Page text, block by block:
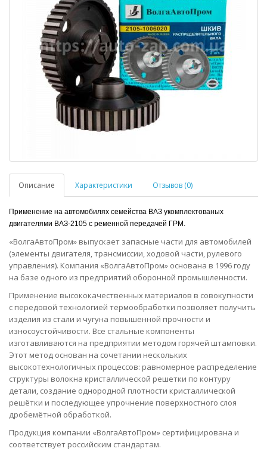
Описание Характеристики Отзывов (0)
Применение на автомобилях семейства ВАЗ укомплектованых
двигателями ВАЗ-2105 с ременной передачей ГРМ.
«ВолгаАвтоПром» выпускает запасные части для автомобилей
(элементы двигателя, трансмиссии, ходовой части, рулевого
управления). Компания «ВолгаАвтоПром» основана в 1996 году
на базе одного из предприятий оборонной промышленности.
Применение высококачественных материалов в совокупности
с передовой технологией термообработки позволяет получить
изделия из стали и чугуна повышенной прочности и
износоустойчивости. Все стальные компоненты
изготавливаются на предприятии методом горячей штамповки.
Этот метод основан на сочетании нескольких
высокотехнологичных процессов: равномерное распределение
структуры волокна кристаллической решетки по контуру
детали, создание однородной плотности кристаллической
решётки и последующее упрочнение поверхностного слоя
дробемётной обработкой.
Продукция компании «ВолгаАвтоПром» сертифицирована и
соответствует российским стандартам.